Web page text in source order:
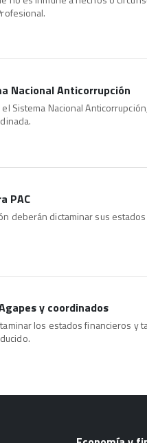
Nacional Anticorrupción
Sistema Nacional
PAC
deberán dictaminar sus
y coordinados
los estados financieros y